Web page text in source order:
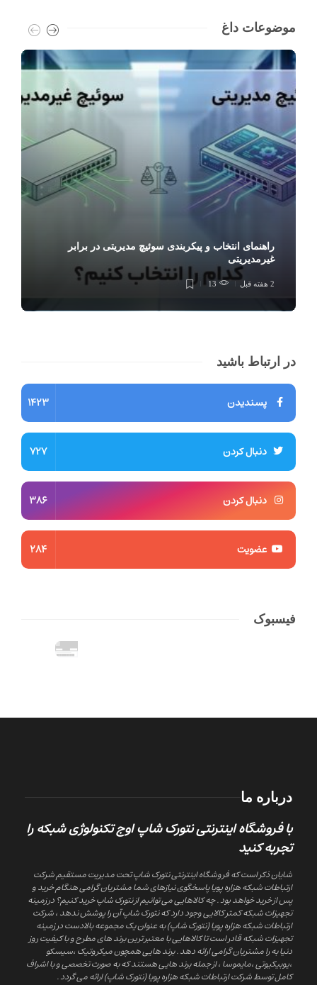
موضوعات داغ
راهنمای انتخاب و پیکربندی سوئیچ مدیریتی در برابر
غیرمدیریتی
2 هفته قبل 13
در ارتباط باشید
پسندیدن 1423
دنبال کردن 727
دنبال کردن 386
عضویت 284
فیسبوک
درباره ما
با فروشگاه اینترنتی نتورک شاپ اوج تکنولوژی شبکه را
تجربه کنید
شایان ذکر است که فروشگاه اینترنتی نتورک شاپ تحت مدیریت مستقیم شرکت
ارتباطات شبکه هزاره پویا پاسخگوی نیازهای شما مشتریان گرامی هنگام خرید و
پس از خرید خواهد بود . چه کالاهایی می توانیم از نتورک شاپ خرید کنیم؟ در زمینه
تجهیزات شبکه کمتر کالایی وجود دارد که نتورک شاپ آن را پوشش ندهد ، شرکت
ارتباطات شبکه هزاره پویا (نتورک شاپ) به عنوان یک مجموعه بالادست در زمینه
تجهیزات شبکه قادر است تا کالاهایی با معتبر ترین برند های مطرح و با کیفیت روز
دنیا به را مشتریان گرامی ارائه دهد . برند هایی همچون میکروتیک ،سیسکو
،یوبیکیوتی ،مایموسا ، از جمله برند هایی هستند که به صورت تخصصی و با اشراف
کامل توسط شرکت ارتباطات شبکه هزاره پویا (نتورک شاپ) ارائه می گردد .